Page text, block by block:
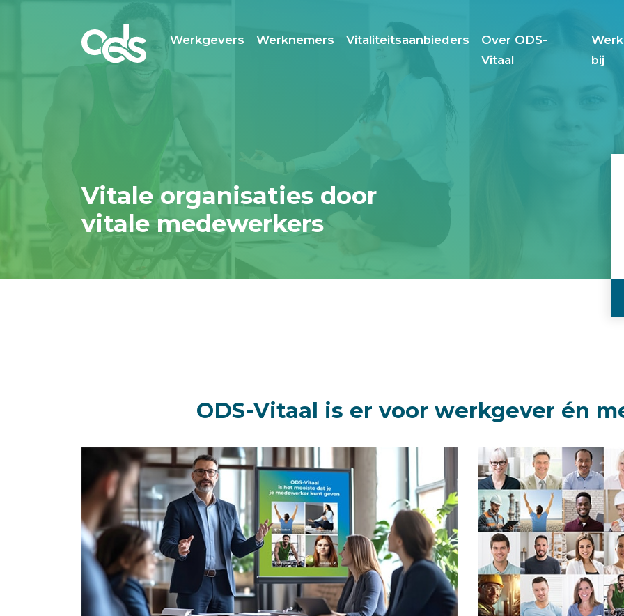
Werkgevers Werknemers Vitaliteitsaanbieders
Over ODS-
Vitaal
bij
Vitale organisaties door
vitale medewerkers
ODS-Vitaal is er voor werkgever én